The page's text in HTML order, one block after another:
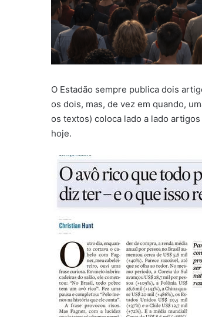
O Estadão sempre publica dois
os dois, mas, de vez em quando,
os textos) coloca lado a lado
hoje.